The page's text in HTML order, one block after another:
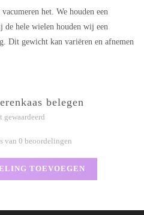
het. We houden een
de hele wielen houden wij een
Dit gewicht kan variëren en afnemen
belegen
gewaardeerd
van 0 beoordelingen
TOEVOEGEN